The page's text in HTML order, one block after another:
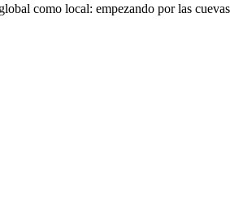
como local: empezando por las cuevas